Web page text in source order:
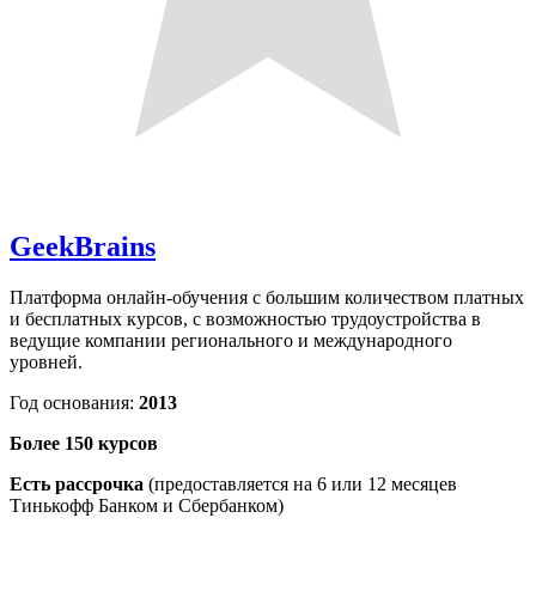
GeekBrains
Платформа онлайн-обучения с большим количеством платных
и бесплатных курсов, с возможностью трудоустройства в
ведущие компании регионального и международного
уровней.
Год основания: 2013
Более 150 курсов
Есть рассрочка (предоставляется на 6 или 12 месяцев
Тинькофф Банком и Сбербанком)